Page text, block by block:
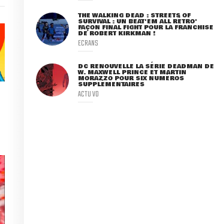
THE WALKING DEAD : STREETS OF
SURVIVAL : UN BEAT'EM ALL RÉTRO'
FAÇON FINAL FIGHT POUR LA FRANCHISE
DE ROBERT KIRKMAN !
ECRANS
DC RENOUVELLE LA SÉRIE DEADMAN DE
W. MAXWELL PRINCE ET MARTIN
MORAZZO POUR SIX NUMÉROS
SUPPLÉMENTAIRES
ACTU VO